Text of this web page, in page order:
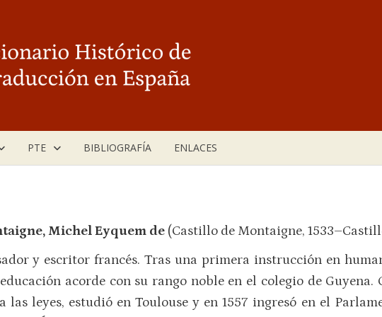
PTE BIBLIOGRAFÍA ENLACES
Michel Eyquem de (Castillo de Montaigne,
y escritor francés. Tras una primera instrucción en
acorde con su rango noble en el colegio de
las leyes, estudió en Toulouse y en 1557 ingresó en el